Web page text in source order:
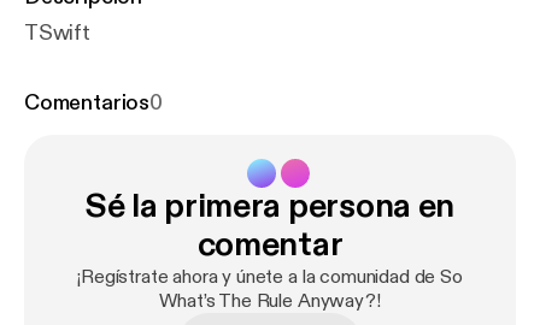
TSwift
Comentarios0
Sé la primera persona en
comentar
¡Regístrate ahora y únete a la comunidad de So
What’s The Rule Anyway?!